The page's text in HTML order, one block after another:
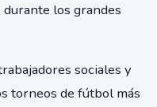
los grandes
sociales y
torneos de fútbol más